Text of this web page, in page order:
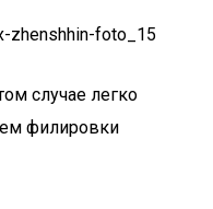
случае легко
филировки